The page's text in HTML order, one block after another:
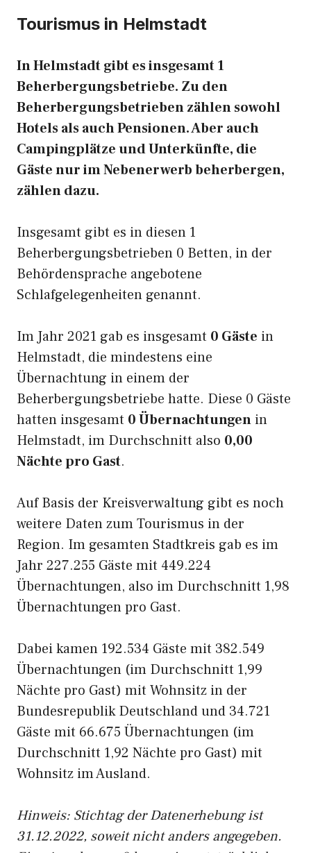
Tourismus in Helmstadt
In Helmstadt gibt es insgesamt 1
Beherbergungsbetriebe. Zu den
Beherbergungsbetrieben zählen sowohl
Hotels als auch Pensionen. Aber auch
Campingplätze und Unterkünfte, die
Gäste nur im Nebenerwerb beherbergen,
zählen dazu.
Insgesamt gibt es in diesen 1
Beherbergungsbetrieben 0 Betten, in der
Behördensprache angebotene
Schlafgelegenheiten genannt.
Im Jahr 2021 gab es insgesamt 0 Gäste in
Helmstadt, die mindestens eine
Übernachtung in einem der
Beherbergungsbetriebe hatte. Diese 0 Gäste
hatten insgesamt 0 Übernachtungen in
Helmstadt, im Durchschnitt also 0,00
Nächte pro Gast.
Auf Basis der Kreisverwaltung gibt es noch
weitere Daten zum Tourismus in der
Region. Im gesamten Stadtkreis gab es im
Jahr 227.255 Gäste mit 449.224
Übernachtungen, also im Durchschnitt 1,98
Übernachtungen pro Gast.
Dabei kamen 192.534 Gäste mit 382.549
Übernachtungen (im Durchschnitt 1,99
Nächte pro Gast) mit Wohnsitz in der
Bundesrepublik Deutschland und 34.721
Gäste mit 66.675 Übernachtungen (im
Durchschnitt 1,92 Nächte pro Gast) mit
Wohnsitz im Ausland.
Hinweis: Stichtag der Datenerhebung ist
31.12.2022, soweit nicht anders angegeben.